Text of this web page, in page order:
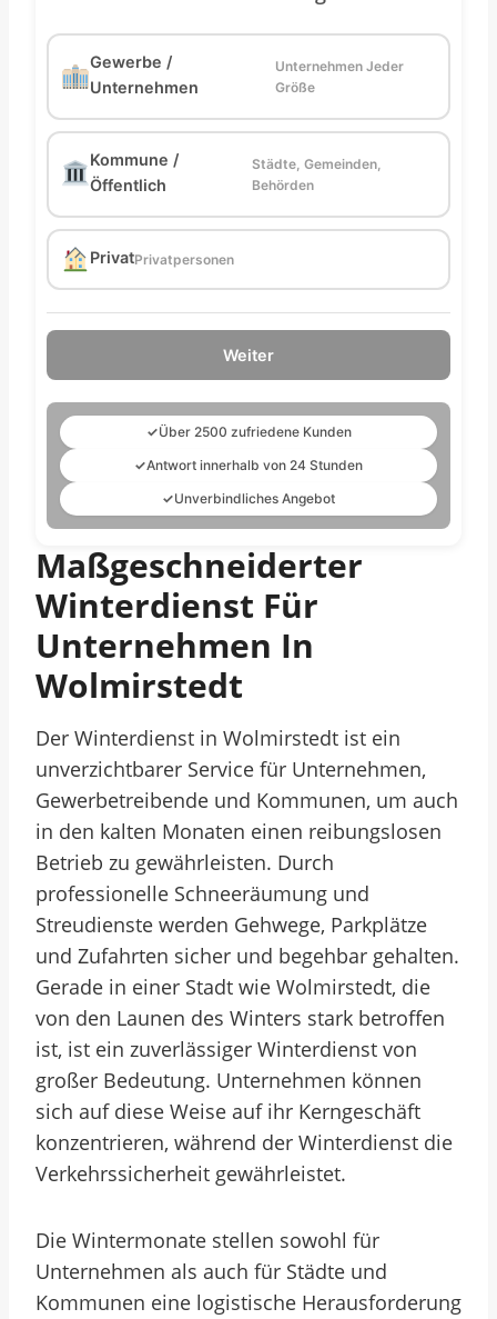
Gewerbe /
Unternehmen
Unternehmen Jeder
Größe
Kommune /
Öffentlich
Städte, Gemeinden,
Behörden
PrivatPrivatpersonen
Weiter
✓Über 2500 zufriedene Kunden
✓Antwort innerhalb von 24 Stunden
✓Unverbindliches Angebot
Maßgeschneiderter
Winterdienst Für
Unternehmen In
Wolmirstedt
Der Winterdienst in Wolmirstedt ist ein
unverzichtbarer Service für Unternehmen,
Gewerbetreibende und Kommunen, um auch
in den kalten Monaten einen reibungslosen
Betrieb zu gewährleisten. Durch
professionelle Schneeräumung und
Streudienste werden Gehwege, Parkplätze
und Zufahrten sicher und begehbar gehalten.
Gerade in einer Stadt wie Wolmirstedt, die
von den Launen des Winters stark betroffen
ist, ist ein zuverlässiger Winterdienst von
großer Bedeutung. Unternehmen können
sich auf diese Weise auf ihr Kerngeschäft
konzentrieren, während der Winterdienst die
Verkehrssicherheit gewährleistet.
Die Wintermonate stellen sowohl für
Unternehmen als auch für Städte und
Kommunen eine logistische Herausforderung